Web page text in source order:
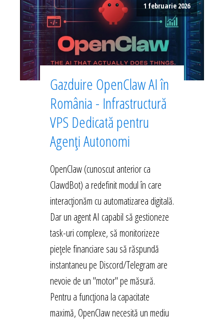
1 februarie 2026
Gazduire OpenClaw AI în
România - Infrastructură
VPS Dedicată pentru
Agenți Autonomi
OpenClaw (cunoscut anterior ca
ClawdBot) a redefinit modul în care
interacționăm cu automatizarea digitală.
Dar un agent AI capabil să gestioneze
task-uri complexe, să monitorizeze
piețele financiare sau să răspundă
instantaneu pe Discord/Telegram are
nevoie de un "motor" pe măsură.
Pentru a funcționa la capacitate
maximă, OpenClaw necesită un mediu